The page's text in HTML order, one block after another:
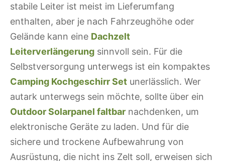
stabile Leiter ist meist im Lieferumfang
enthalten, aber je nach Fahrzeughöhe oder
Gelände kann eine Dachzelt
Leiterverlängerung sinnvoll sein. Für die
Selbstversorgung unterwegs ist ein kompaktes
Camping Kochgeschirr Set unerlässlich. Wer
autark unterwegs sein möchte, sollte über ein
Outdoor Solarpanel faltbar nachdenken, um
elektronische Geräte zu laden. Und für die
sichere und trockene Aufbewahrung von
Ausrüstung, die nicht ins Zelt soll, erweisen sich